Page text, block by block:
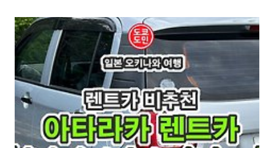
니다.신용카드 결제도 가능합니다.2024년 11월 기준으로 1리터당 191
엔.미야코지마에서 4박 5일간 렌트를 했고, 나름 많이 돌아다녔다고 생
각합니다.약 10리터가 들어갔고, 1904엔(약 1.9만원) 이 나왔습니다.이
영수증은 꼭 챙겨서 렌트카 반납시 같이 보여줘야 하니 꼭 챙기세요.